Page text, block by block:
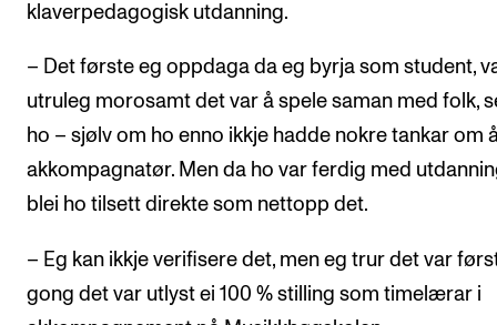
klaverpedagogisk utdanning.
– Det første eg oppdaga da eg byrja som student,
utruleg morosamt det var å spele saman med folk,
ho – sjølv om ho enno ikkje hadde nokre tankar om
akkompagnatør. Men da ho var ferdig med
blei ho tilsett direkte som nettopp det.
– Eg kan ikkje verifisere det, men eg trur det var
gong det var utlyst ei 100 % stilling som timelærar i